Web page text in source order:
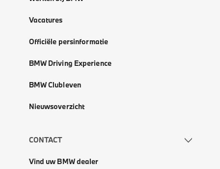
Vacatures
Officiële persinformatie
BMW Driving Experience
BMW Clubleven
Nieuwsoverzicht
CONTACT
Vind uw BMW dealer